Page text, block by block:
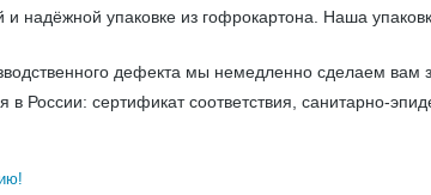
и надёжной упаковке из гофрокартона. Наша
дефекта мы немедленно сделаем вам
России: сертификат соответствия, санитарно-